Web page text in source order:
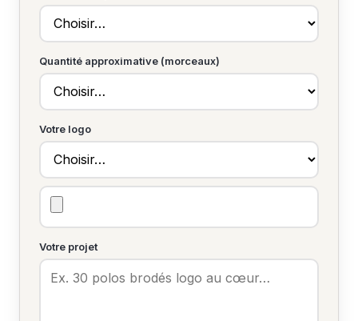
Quantité approximative (morceaux)
Votre logo
Votre projet